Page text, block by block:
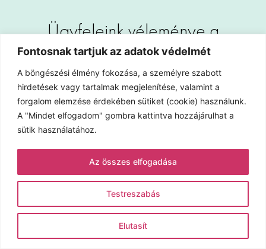
Fontosnak tartjuk az adatok védelmét
A böngészési élmény fokozása, a személyre szabott
hirdetések vagy tartalmak megjelenítése, valamint a
forgalom elemzése érdekében sütiket (cookie) használunk.
A "Mindet elfogadom" gombra kattintva hozzájárulhat a
sütik használatához.
Testreszabás
Elutasít
Az összes elfogadása
Ügyfeleink véleménye a
Jólnyomjuk.hu-ról
Smucz László
Ajánlatot kérek